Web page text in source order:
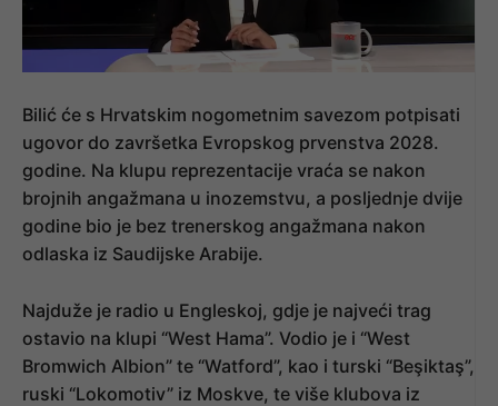
Bilić će s Hrvatskim nogometnim savezom potpisati
ugovor do završetka Evropskog prvenstva 2028.
godine. Na klupu reprezentacije vraća se nakon
brojnih angažmana u inozemstvu, a posljednje dvije
godine bio je bez trenerskog angažmana nakon
odlaska iz Saudijske Arabije.
Najduže je radio u Engleskoj, gdje je najveći trag
ostavio na klupi “West Hama”. Vodio je i “West
Bromwich Albion” te “Watford”, kao i turski “Beşiktaş”,
ruski “Lokomotiv” iz Moskve, te više klubova iz